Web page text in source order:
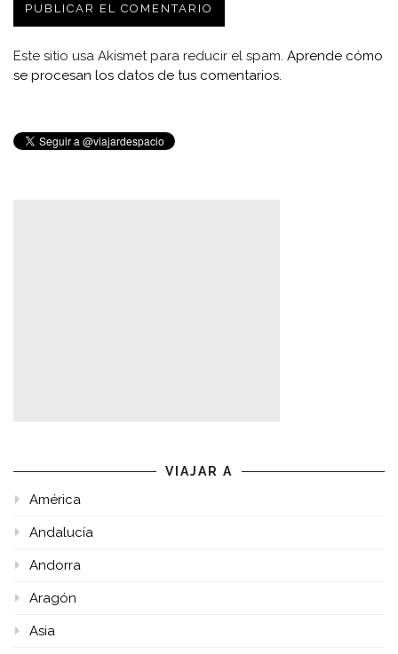
Este sitio usa Akismet para reducir el spam. Aprende cómo
se procesan los datos de tus comentarios.
VIAJAR A
América
Andalucía
Andorra
Aragón
Asia